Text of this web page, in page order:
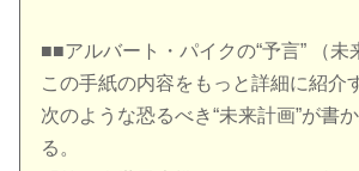
■■アルバート・パイクの“予言” （未
この手紙の内容をもっと詳細に紹介
次のような恐るべき“未来計画”が書
る。